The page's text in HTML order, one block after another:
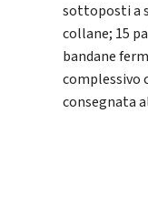
sottoposti a
collane; 15
bandane
complessivo
consegnata